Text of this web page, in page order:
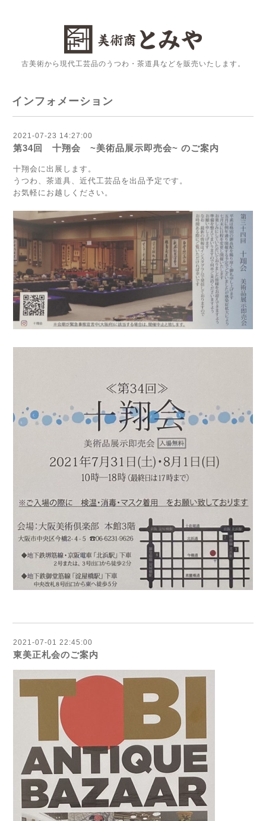
古美術から現代工芸品のうつわ・茶道具などを販売いたします。
インフォメーション
2021-07-23 14:27:00
第34回 十翔会 ~美術品展示即売会~ のご案内
十翔会に出展します。
うつわ、茶道具、近代工芸品を出品予定です。
お気軽にお越しください。
2021-07-01 22:45:00
東美正札会のご案内